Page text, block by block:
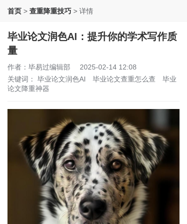
首页 > 查重降重技巧 > 详情
毕业论文润色AI：提升你的学术写作质
量
作者：毕易过编辑部
2025-02-14 12:08
关键词： 毕业论文润色AI 毕业论文查重怎么查
毕业
论文降重神器